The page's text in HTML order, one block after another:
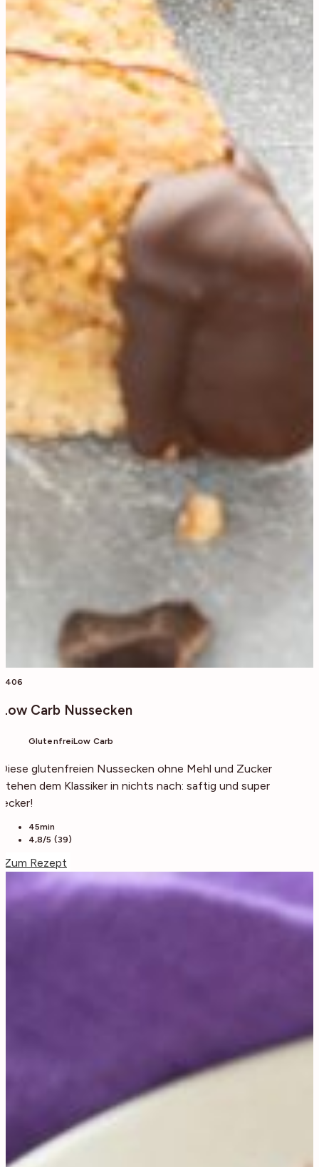
3406
Low Carb Nussecken
GlutenfreiLow Carb
Diese glutenfreien Nussecken ohne Mehl und Zucker
stehen dem Klassiker in nichts nach: saftig und super
lecker!
45min
4,8/5 (39)
Zum Rezept